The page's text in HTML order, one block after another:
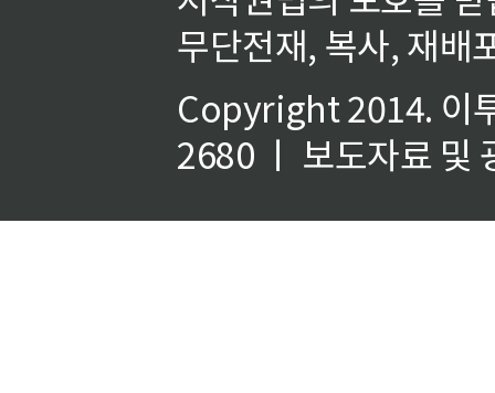
무단전재, 복사, 재배
Copyright 2014. 이
2680 ㅣ 보도자료